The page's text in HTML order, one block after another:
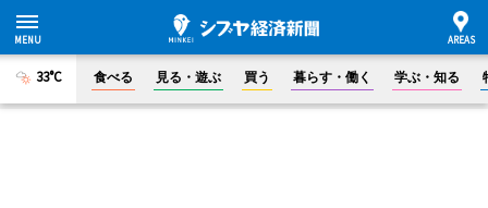
33°C 食べる 見る・遊ぶ 買う 暮らす・働く 学ぶ・知る